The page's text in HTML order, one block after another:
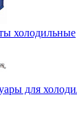
холодильные
для